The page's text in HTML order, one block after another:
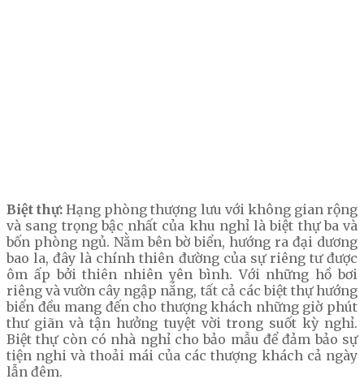
Biệt thự:Hạng phòng thượng lưu với không gian rộng
và sang trọng bậc nhất của khu nghỉ là biệt thự ba và
bốn phòng ngủ. Nằm bên bờ biển, hướng ra đại dương
bao la, đây là chính thiên đường của sự riêng tư được
ôm ấp bởi thiên nhiên yên bình. Với những hồ bơi
riêng và vườn cây ngập nắng, tất cả các biệt thự hướng
biển đều mang đến cho thượng khách những giờ phút
thư giãn và tận hưởng tuyệt vời trong suốt kỳ nghỉ.
Biệt thự còn có nhà nghỉ cho bảo mẫu để đảm bảo sự
tiện nghi và thoải mái của các thượng khách cả ngày
lẫn đêm.